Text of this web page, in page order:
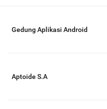
Gedung Aplikasi Android
Aptoide S.A